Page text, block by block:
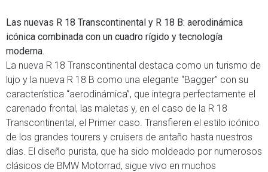
Las nuevas R 18 Transcontinental y R 18 B: aerodinámica
icónica combinada con un cuadro rígido y tecnología
moderna.
La nueva R 18 Transcontinental destaca como un turismo de
lujo y la nueva R 18 B como una elegante “Bagger” con su
característica “aerodinámica”, que integra perfectamente el
carenado frontal, las maletas y, en el caso de la R 18
Transcontinental, el Primer caso. Transfieren el estilo icónico
de los grandes tourers y cruisers de antaño hasta nuestros
días. El diseño purista, que ha sido moldeado por numerosos
clásicos de BMW Motorrad, sigue vivo en muchos